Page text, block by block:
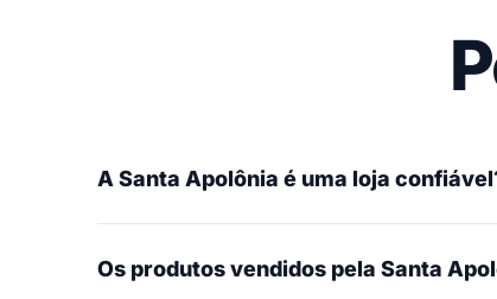
A Santa Apolônia é uma loja
Os produtos vendidos pela Santa